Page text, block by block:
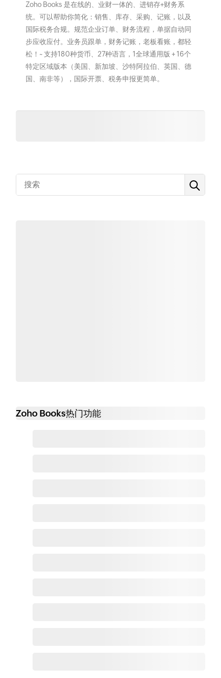
Zoho Books 是在线的、业财一体的、进销存+财务系
统。可以帮助你简化：销售、库存、采购、记账，以及
国际税务合规。规范企业订单、财务流程，单据自动同
步应收应付。业务员跟单，财务记账，老板看账，都轻
松！~ 支持180种货币、27种语言，1全球通用版 + 16个
特定区域版本（美国、新加坡、沙特阿拉伯、英国、德
国、南非等），国际开票、税务申报更简单。
Zoho Books热门功能